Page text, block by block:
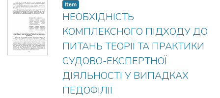
Item
НЕОБХІДНІСТЬ
КОМПЛЕКСНОГО ПІДХОДУ ДО
ПИТАНЬ ТЕОРІЇ ТА ПРАКТИКИ
СУДОВО-ЕКСПЕРТНОЇ
ДІЯЛЬНОСТІ У ВИПАДКАХ
ПЕДОФІЛІЇ